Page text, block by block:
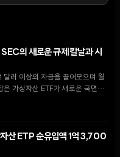
의 새로운 규제 칼날과 시
러 이상의 자금을 끌어모으며 월
은 가상자산 ETF가 새로운 국면을
회(SEC)가 2026년 7월 새로운 규
자산 ETP 순유입액 1억 3,700